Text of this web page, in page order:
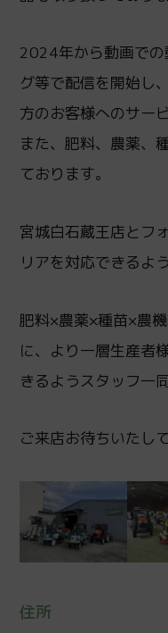
2024年から動画での
グ等で配信を開始し
方のお客様へのサー
また、肥料、農薬、
ております。
宮城白石蔵王店とフ
リアを対応できるよ
肥料×農薬×種苗×農
に、より一層生産者
きるようスタッフ一
ご来店お待ちいたし
住所